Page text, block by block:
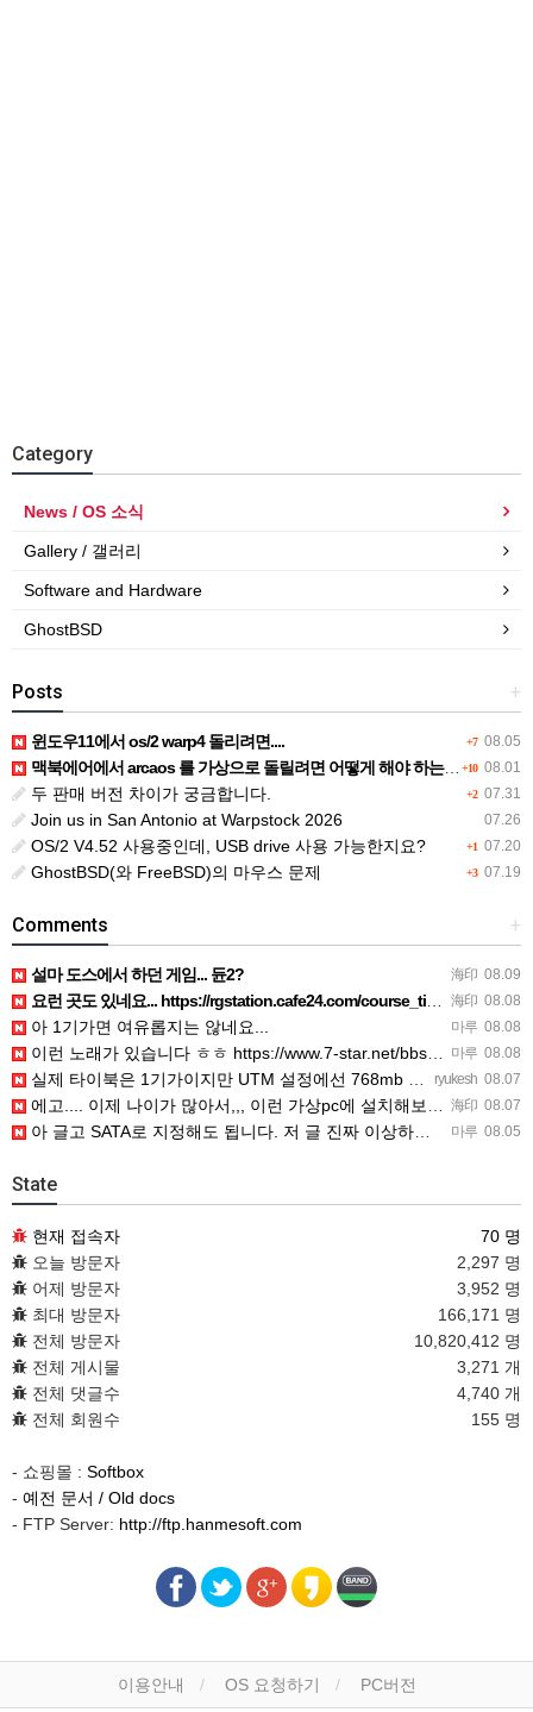
Category
News / OS 소식
Gallery / 갤러리
Software and Hardware
GhostBSD
+
Posts
+7 08.05
윈도우11에서 os/2 warp4 돌리려면....
+10 08.01
맥북에어에서 arcaos 를 가상으로 돌릴려면 어떻게 해야 하는 지요?
+2 07.31
두 판매 버전 차이가 궁금합니다.
07.26
Join us in San Antonio at Warpstock 2026
+1 07.20
OS/2 V4.52 사용중인데, USB drive 사용 가능한지요?
+3 07.19
GhostBSD(와 FreeBSD)의 마우스 문제
+
Comments
海印 08.09
설마 도스에서 하던 게임... 듄2?
海印 08.08
요런 곳도 있네요... https://rgstation.cafe24.com/course_tip/306500
마루 08.08
아 1기가면 여유롭지는 않네요...
마루 08.08
이런 노래가 있습니다 ㅎㅎ https://www.7-star.net/bbs/board.php?bo_table…
ryukesh 08.07
실제 타이북은 1기가이지만 UTM 설정에선 768mb 입니다. 1기가나 그 보다 넘게 설정하면 UTM 에뮬레…
海印 08.07
에고.... 이제 나이가 많아서,,, 이런 가상pc에 설치해보는 것도 귀찮군요.. ㅎㅎ 날씨도 덥고.....…
마루 08.05
아 글고 SATA로 지정해도 됩니다. 저 글 진짜 이상하네요. 옛날꺼 퍼와서 그런거 같은데요.
State
현재 접속자
70 명
오늘 방문자
2,297 명
어제 방문자
3,952 명
최대 방문자
166,171 명
전체 방문자
10,820,412 명
전체 게시물
3,271 개
전체 댓글수
4,740 개
전체 회원수
155 명
- 쇼핑몰 : Softbox
- 예전 문서 / Old docs
- FTP Server: http://ftp.hanmesoft.com
이용안내 OS 요청하기 PC버전